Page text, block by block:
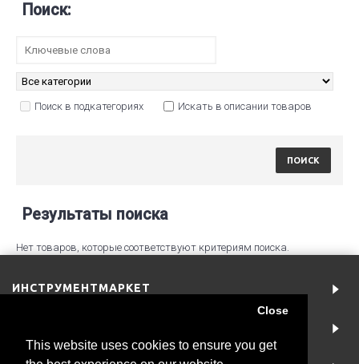
This website uses cookies to ensure you get
Close
Поиск:
Поиск в подкатегориях Искать в описании товаров
Результаты поиска
Нет товаров, которые соответствуют критериям поиска.
ИНСТРУМЕНТМАРКЕТ